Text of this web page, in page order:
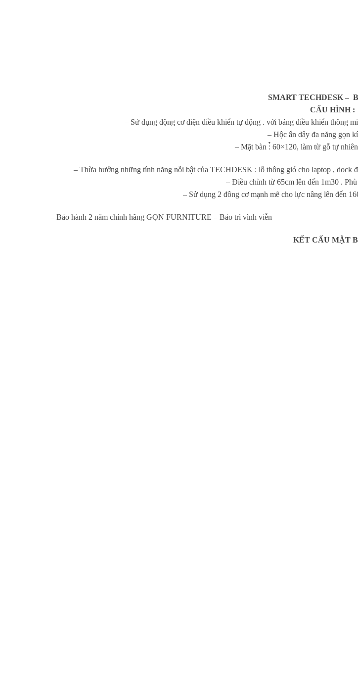
SMART TECHDESK –
CẤU HÌNH :
– Sử dụng động cơ điện điều khiển tự động . với bảng điều khiển thông
– Hộc ẩn dây đa năng gọn
– Mặt bàn :̉̀ 60×120, làm từ gỗ tự
– Thừa hưởng những tính năng nỗi bật của TECHDESK : lỗ thông gió cho laptop , dock
– Điều chỉnh từ 65cm lên đến 1m30 .
– Sử dụng 2 đông cơ mạnh mẽ cho lực nâng lên đến
– Bảo hành 2 năm chính hãng GỌN FURNITURE – Bảo trì vĩnh viễn
KẾT CẤU MẶT